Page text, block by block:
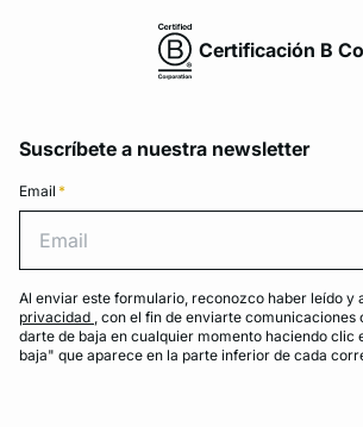
Certificación B
Suscríbete a nuestra newsletter
Email *
Al enviar este formulario, reconozco haber leído y
privacidad , con el fin de enviarte
darte de baja en cualquier momento haciendo clic
baja" que aparece en la parte inferior de cada